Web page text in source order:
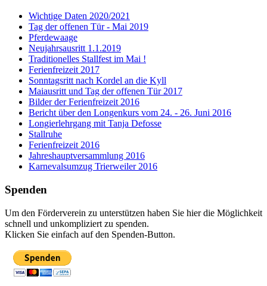
Wichtige Daten 2020/2021
Tag der offenen Tür - Mai 2019
Pferdewaage
Neujahrsausritt 1.1.2019
Traditionelles Stallfest im Mai !
Ferienfreizeit 2017
Sonntagsritt nach Kordel an die Kyll
Maiausritt und Tag der offenen Tür 2017
Bilder der Ferienfreizeit 2016
Bericht über den Longenkurs vom 24. - 26. Juni 2016
Longierlehrgang mit Tanja Defosse
Stallruhe
Ferienfreizeit 2016
Jahreshauptversammlung 2016
Karnevalsumzug Trierweiler 2016
Spenden
Um den Förderverein zu unterstützen haben Sie hier die Möglichkeit
schnell und unkompliziert zu spenden.
Klicken Sie einfach auf den Spenden-Button.